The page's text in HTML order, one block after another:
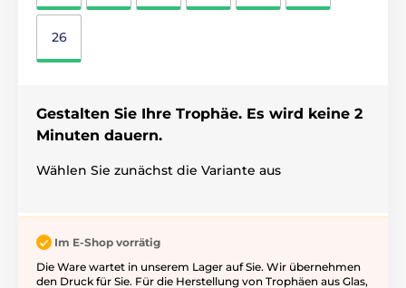
26
Gestalten Sie Ihre Trophäe. Es wird keine 2
Minuten dauern.
Wählen Sie zunächst die Variante aus
Im E-Shop vorrätig
Die Ware wartet in unserem Lager auf Sie. Wir übernehmen
den Druck für Sie. Für die Herstellung von Trophäen aus Glas,